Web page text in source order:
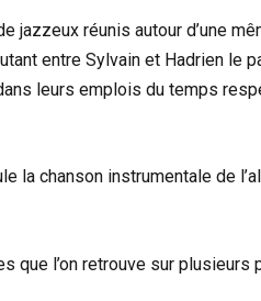
réunis autour d’une
entre Sylvain et Hadrien le
leurs emplois du temps
la chanson instrumentale de
que l’on retrouve sur plusieurs